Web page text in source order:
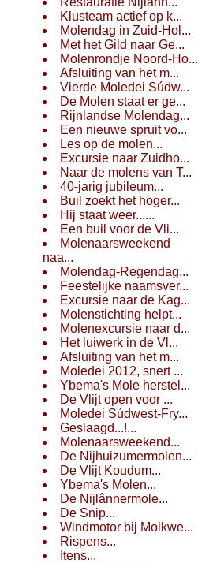
Klusteam actief op k...
Molendag in Zuid-Hol...
Met het Gild naar Ge...
Molenrondje Noord-Ho...
Afsluiting van het m...
Vierde Moledei Súdw...
De Molen staat er ge...
Rijnlandse Molendag...
Een nieuwe spruit vo...
Les op de molen...
Excursie naar Zuidho...
Naar de molens van T...
40-jarig jubileum...
Buil zoekt het hoger...
Hij staat weer......
Een buil voor de Vli...
Molenaarsweekend
naa...
Molendag-Regendag...
Feestelijke naamsver...
Excursie naar de Kag...
Molenstichting helpt...
Molenexcursie naar d...
Het luiwerk in de Vl...
Afsluiting van het m...
Moledei 2012, snert ...
Ybema's Mole herstel...
De Vlijt open voor ...
Moledei Súdwest-Fry...
Geslaagd...!...
Molenaarsweekend...
De Nijhuizumermolen...
De Vlijt Koudum...
Ybema's Molen...
De Nijlânnermole...
De Snip...
Windmotor bij Molkwe...
Rispens...
Itens...